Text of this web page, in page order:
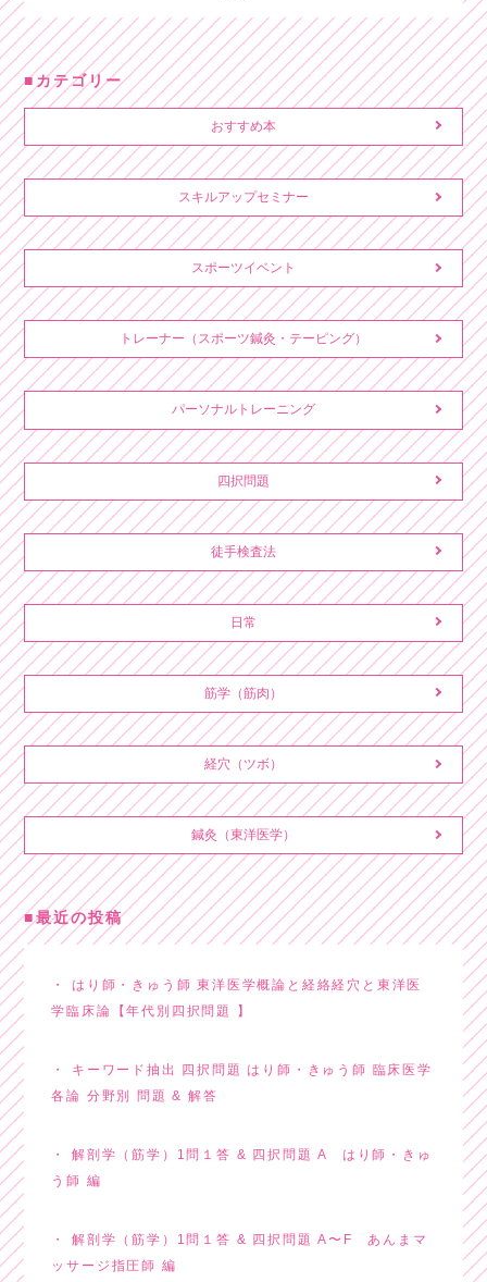
カテゴリー
おすすめ本
スキルアップセミナー
スポーツイベント
トレーナー（スポーツ鍼灸・テーピング）
パーソナルトレーニング
四択問題
徒手検査法
日常
筋学（筋肉）
経穴（ツボ）
鍼灸（東洋医学）
最近の投稿
はり師・きゅう師 東洋医学概論と経絡経穴と東洋医
学臨床論【年代別四択問題 】
キーワード抽出 四択問題 はり師・きゅう師 臨床医学
各論 分野別 問題 & 解答
解剖学（筋学）1問１答 & 四択問題 A はり師・きゅ
う師 編
解剖学（筋学）1問１答 & 四択問題 A〜F あんまマ
ッサージ指圧師 編